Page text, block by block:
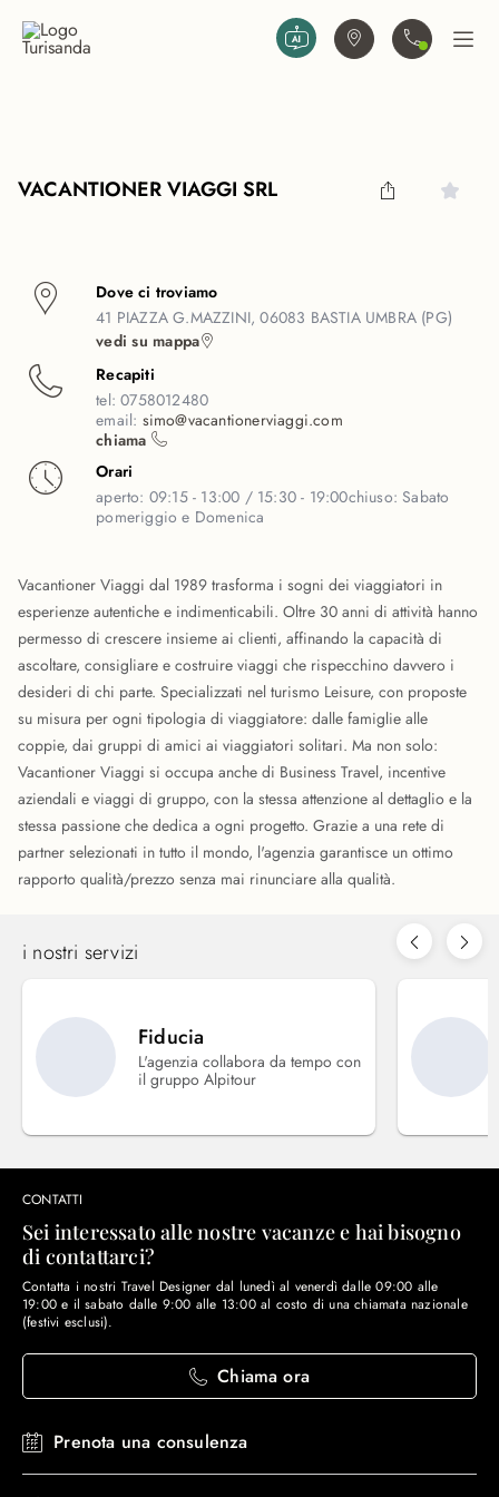
Trova agenziaContattaciApri
VACANTIONER VIAGGI SRL
Dove ci troviamo
41 PIAZZA G.MAZZINI, 06083 BASTIA UMBRA (PG)
vedi su mappa
Recapiti
tel:0758012480
email: simo@vacantionerviaggi.com
chiama
Orari
aperto: 09:15 - 13:00 / 15:30 - 19:00chiuso:Sabato
pomeriggio e Domenica
Vacantioner Viaggi dal 1989 trasforma i sogni dei viaggiatori in
esperienze autentiche e indimenticabili. Oltre 30 anni di attività hanno
permesso di crescere insieme ai clienti, affinando la capacità di
ascoltare, consigliare e costruire viaggi che rispecchino davvero i
desideri di chi parte. Specializzati nel turismo Leisure, con proposte
su misura per ogni tipologia di viaggiatore: dalle famiglie alle
coppie, dai gruppi di amici ai viaggiatori solitari. Ma non solo:
Vacantioner Viaggi si occupa anche di Business Travel, incentive
aziendali e viaggi di gruppo, con la stessa attenzione al dettaglio e la
stessa passione che dedica a ogni progetto. Grazie a una rete di
partner selezionati in tutto il mondo, l'agenzia garantisce un ottimo
rapporto qualità/prezzo senza mai rinunciare alla qualità.
i nostri servizi
Fiducia
L'agenzia collabora da tempo con
il gruppo Alpitour
CONTATTI
Sei interessato alle nostre vacanze e hai bisogno
di contattarci?
Contatta i nostri Travel Designer dal lunedì al venerdì dalle 09:00 alle
19:00 e il sabato dalle 9:00 alle 13:00 al costo di una chiamata nazionale
(festivi esclusi).
Chiama ora
Prenota una consulenza